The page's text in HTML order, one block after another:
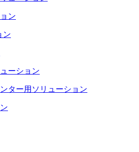
ン
ン
ーション
ター用ソリューション